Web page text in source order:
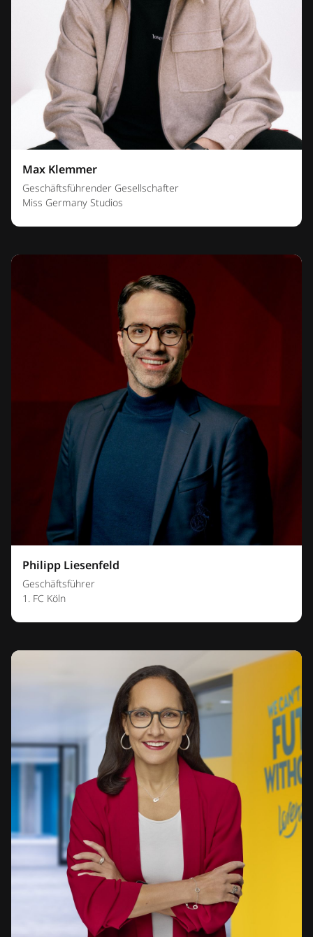
Max Klemmer
Geschäftsführender Gesellschafter
Miss Germany Studios
Philipp Liesenfeld
Geschäftsführer
1. FC Köln